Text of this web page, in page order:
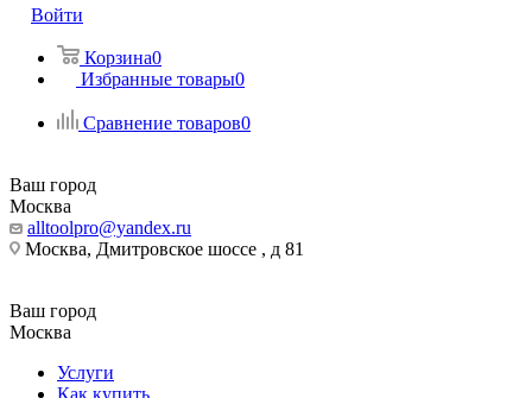
Войти
Корзина0
Избранные товары0
Сравнение товаров0
Ваш город
Москва
alltoolpro@yandex.ru
Москва, Дмитровское шоссе , д 81
Ваш город
Москва
Услуги
Как купить